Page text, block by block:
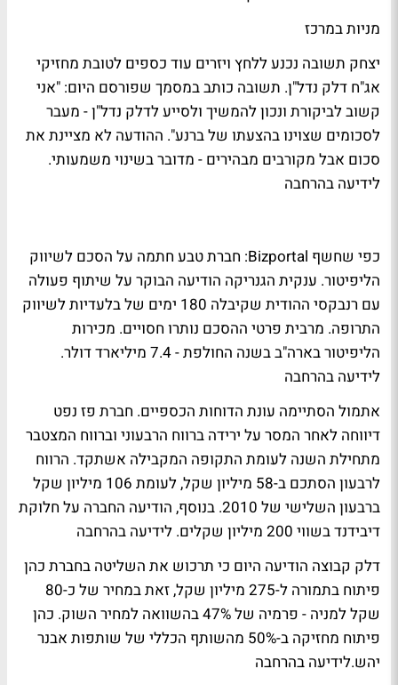
מניות במרכז
יצחק תשובה נכנע ללחץ ויזרים עוד כספים לטובת מחזיקי
אג"ח דלק נדל"ן. תשובה כותב במסמך שפורסם היום: "אני
קשוב לביקורת ונכון להמשיך ולסייע לדלק נדל"ן - מעבר
לסכומים שצוינו בהצעתו של ברנע". ההודעה לא מציינת את
סכום אבל מקורבים מבהירים - מדובר בשינוי משמעותי.
לידיעה בהרחבה
כפי שחשף Bizportal: חברת טבע חתמה על הסכם לשיווק
הליפיטור. ענקית הגנריקה הודיעה הבוקר על שיתוף פעולה
עם רנבקסי ההודית שקיבלה 180 ימים של בלעדיות לשיווק
התרופה. מרבית פרטי ההסכם נותרו חסויים. מכירות
הליפיטור בארה"ב בשנה החולפת - 7.4 מיליארד דולר.
לידיעה בהרחבה
אתמול הסתיימה עונת הדוחות הכספיים. חברת פז נפט
דיווחה לאחר המסר על ירידה ברווח הרבעוני וברווח המצטבר
מתחילת השנה לעומת התקופה המקבילה אשתקד. הרווח
לרבעון הסתכם ב-58 מיליון שקל, לעומת 106 מיליון שקל
ברבעון השלישי של 2010. בנוסף, הודיעה החברה על חלוקת
דיבידנד בשווי 200 מיליון שקלים.
לידיעה בהרחבה
דלק קבוצה הודיעה היום כי תרכוש את השליטה בחברת כהן
פיתוח בתמורה ל-275 מיליון שקל, זאת במחיר של כ-80
שקל למניה - פרמיה של 47% בהשוואה למחיר השוק. כהן
פיתוח מחזיקה ב-50% מהשותף הכללי של שותפות אבנר
יהש.לידיעה בהרחבה